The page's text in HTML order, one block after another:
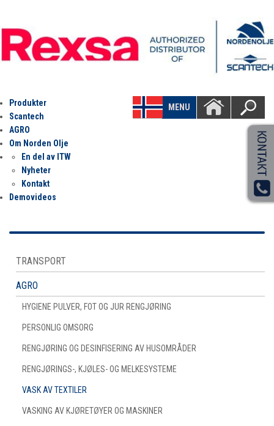
MENU
Produkter
Scantech
AGRO
Om Norden Olje
En del av ITW
Nyheter
Kontakt
Demovideos
TRANSPORT
AGRO
HYGIENE PULVER, FOT OG JUR RENGJØRING
PERSONLIG OMSORG
RENGJØRING OG DESINFISERING AV HUSOMRÅDER
RENGJØRINGS-, KJØLES- OG MELKESYSTEME
VASK AV TEXTILER
VASKING AV KJØRETØYER OG MASKINER